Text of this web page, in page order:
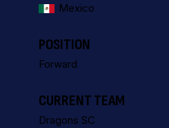
Mexico
POSITION
Forward
CURRENT TEAM
Dragons SC